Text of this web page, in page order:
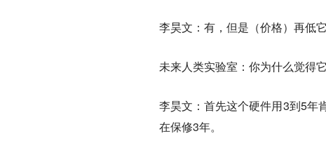
李昊文： 有，但是（价格）再低
未来人类实验室： 你为什么觉得
李昊文：首先这个硬件用3到5年
在保修3年。